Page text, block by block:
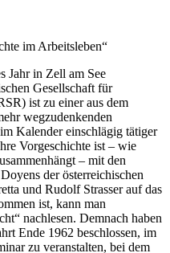
im Arbeitsleben“
Jahr in Zell am See
Gesellschaft für
ist zu einer aus dem
wegzudenkenden
Kalender einschlägig tätiger
Vorgeschichte ist – wie
– mit den
der österreichischen
und Rudolf Strasserauf das
ist, kann man
nachlesen. Demnach haben
Ende 1962 beschlossen, im
zu veranstalten, bei dem